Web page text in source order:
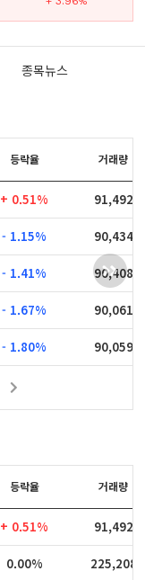
종목뉴스
등락율 거래량
+ 0.51% 91,492
- 1.15% 90,434
- 1.41% 90,408
- 1.67% 90,061
- 1.80% 90,059
등락율 거래량
+ 0.51% 91,492
0.00% 225,208